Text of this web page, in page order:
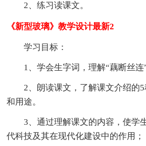
2、练习读课文。
《新型玻璃》教学设计最新2
学习目标：
1、学会生字词，理解“藕断丝连”
2、朗读课文，了解课文介绍的5
和用途。
3、通过理解课文的内容，使学
代科技及其在现代化建设中的作用；